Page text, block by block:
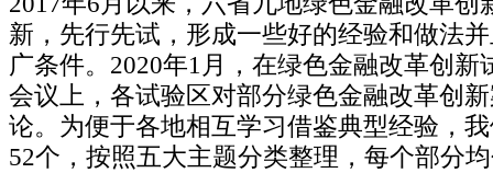
新，先行先试，形成一些好的经验和做法
广条件。 2020年1 月，在绿色金融改革创新
会议上，各试验区对部分绿色金融改革创
论。为便于各地相互学习借鉴典型经验，
52个，按照五大主题分类整理，每个部分